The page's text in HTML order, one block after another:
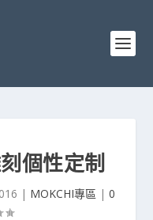
個性定制
| MOKCHI專區 | 0